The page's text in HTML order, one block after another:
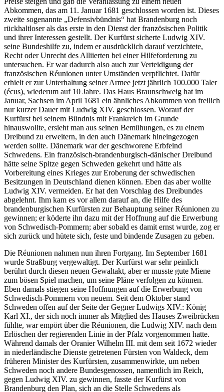
Abkommen, das am 11. Januar 1681 geschlossen worden ist. Dieses
zweite sogenannte „Defensivbündnis“ hat Brandenburg noch
rückhaltloser als das erste in den Dienst der französischen Politik
und ihrer Interessen gestellt. Der Kurfürst sicherte Ludwig XIV.
seine Bundeshilfe zu, indem er ausdrücklich darauf verzichtete,
Recht oder Unrecht des Alliierten bei einer Hilfeforderung zu
untersuchen. Er war dadurch also auch zur Verteidigung der
französischen Réunionen unter Umständen verpflichtet. Dafür
erhielt er zur Unterhaltung seiner Armee jetzt jährlich 100.000 Taler
(écus), wiederum auf 10 Jahre. Das Haus Braunschweig hat im
Januar, Sachsen im April 1681 ein ähnliches Abkommen von freilich
nur kurzer Dauer mit Ludwig XIV. geschlossen. Worauf der
Kurfürst bei seinem Bündnis mit Frankreich im Grunde
hinauswollte, ersieht man aus seinen Bemühungen, es zu einem
Dreibund zu erweitern, in den auch Dänemark hineingezogen
werden sollte. Dänemark war der geschworene Erbfeind
Schwedens. Ein französisch-brandenburgisch-dänischer Dreibund
hätte seine Spitze gegen Schweden gekehrt und hätte als
Vorbereitung eines Krieges zur Eroberung der schwedischen
Besitzungen in Deutschland dienen können. Eben das aber wollte
Ludwig XIV. vermeiden. Er hat den Vorschlag des Dreibundes
abgelehnt. Ihm kam es vor allem darauf an, die Hilfe des
brandenburgischen Kurfürsten zur Behauptung seiner Réunionen zu
gewinnen; er köderte ihn dazu mit der Hoffnung auf die Erwerbung
von Schwedisch-Pommern; aber sobald es damit ernst wurde, zog er
sich zurück und hütete sich, feste und bindende Zusagen zu geben.
Die Réunionen nahmen nun ihren Fortgang. Im September 1681
wurde Straßburg vergewaltigt. Der Kurfürst war sehr peinlich
berührt durch diesen neuen Gewaltakt, aber er musste gute Miene
zum bösen Spiel machen, um seine Pläne verfolgen zu können.
Eben damals stiegen seine Hoffnungen auf die Erwerbung von
Schwedisch-Pommern von neuem. Seit dem Oktober stand
Schweden offen auf der Seite der Gegner Ludwigs XIV.: König
Karl XI., der sich noch immer als Mitglied des Hauses Zweibrücken
fühlte, war empört über die Réunionen, die Ludwig XIV. nach dem
Erlöschen der regierenden Linie in der Pfalz vorgenommen hatte.
Während damals der Oranier Wilhelm III. mit dem seit 1672 wieder
in niederländische Dienste getretenen Fürsten von Waldeck, dem
früheren Minister des Kurfürsten, zusammenwirkte, um neben
Schweden noch andere Bundesgenossen, namentlich im Reich,
gegen Ludwig XIV. zu gewinnen, fasste der Kurfürst von
Brandenburg den Plan, sich an die Stelle Schwedens als